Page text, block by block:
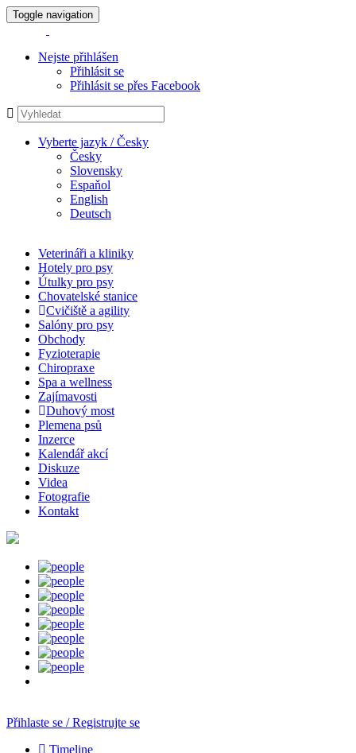
Toggle navigation
Nejste přihlášen
Přihlásit se
Přihlásit se přes Facebook
Vyberte jazyk / Česky
Česky
Slovensky
Espaňol
English
Deutsch
Veterináři a kliniky
Hotely pro psy
Útulky pro psy
Chovatelské stanice
Cvičiště a agility
Salóny pro psy
Obchody
Fyzioterapie
Chiropraxe
Spa a wellness
Zajímavosti
Duhový most
Plemena psů
Inzerce
Kalendář akcí
Diskuze
Videa
Fotografie
Kontakt
Přihlaste se / Registrujte se
Timeline